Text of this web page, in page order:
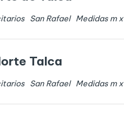
San Rafael Medidas m x
Talca
San Rafael Medidas m x